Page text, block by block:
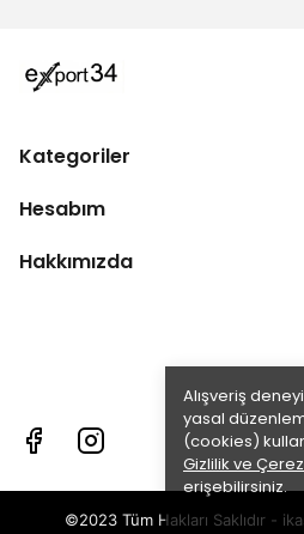
Alışveriş
yasal
(cookies)
Gizlilik ve
erişebilirsiniz.
Kategoriler
Hesabım
Hakkımızda
©2023 Tüm Hakları Saklıdır -